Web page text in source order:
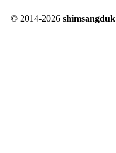
© 2014-2026 shimsangduk